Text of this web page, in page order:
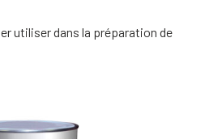
utiliser dans la préparation de